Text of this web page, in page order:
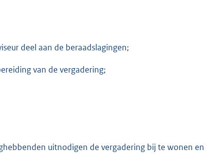
deel aan de beraadslagingen;
van de vergadering;
uitnodigen de vergadering bij te wonen en